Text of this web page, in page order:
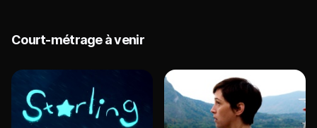
Court-métrage à venir